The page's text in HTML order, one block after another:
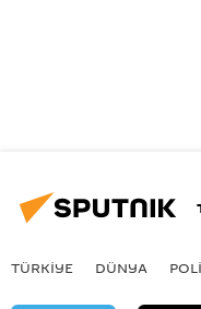
TÜRKIYE DÜNYA